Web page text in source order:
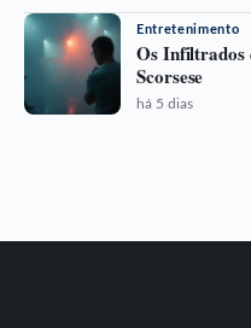
Entretenimento
Os Infiltrados
Scorsese
há 5 dias